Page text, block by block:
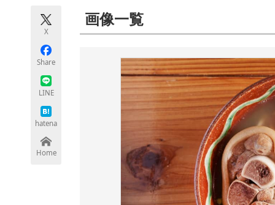
ちょっと気になるネットの話題
X
Share
LINE
hatena
Home
画像一覧